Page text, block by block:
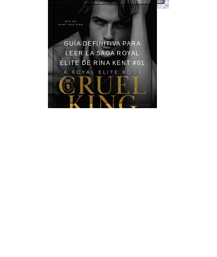
GUÍA DEFINITIVA PARA
LEER LA SAGA ROYAL
ELITE DE RINA KENT #01